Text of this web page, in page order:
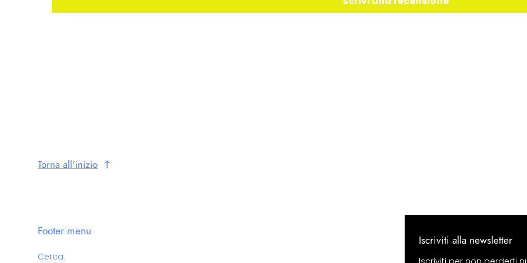
Torna all'inizio
Footer menu
Cerca
Iscriviti alla newsletter